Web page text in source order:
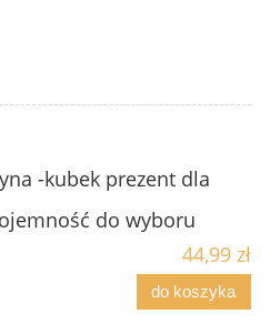
-kubek prezent dla
do wyboru
44,99 zł
do koszyka